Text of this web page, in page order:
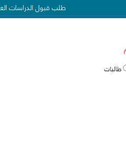
طلب قبول الدراسات
طالبات